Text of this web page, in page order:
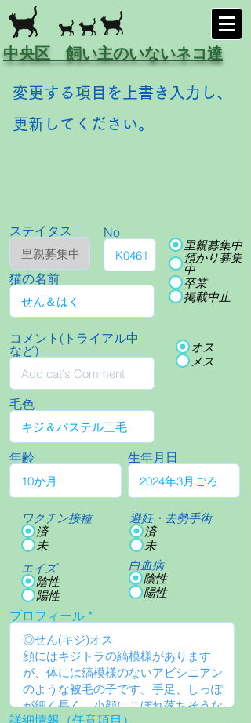
中央区 飼い主のいないネコ達
変更する項目を上書き入力し、
更新してください。
ステイタス No
猫の名前
里親募集中
預かり募集
中
卒業
掲載中止
コメント(トライアル中
など)
オス
メス
毛色
年齢
ワクチン接種
済
未
エイズ
陰性
陽性
生年月日
避妊・去勢手術
済
未
白血病
陰性
陽性
プロフィール
詳細情報（任意項目）